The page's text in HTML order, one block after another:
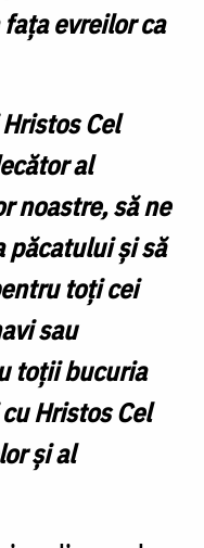
evreilor ca
Cel
al
noastre, să ne
păcatului și să
toți cei
sau
toții bucuria
Hristos Cel
şi al